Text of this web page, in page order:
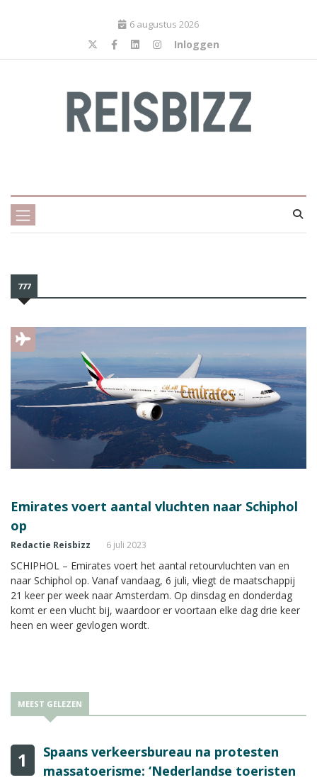
6 augustus 2026
Inloggen
777
Emirates voert aantal vluchten naar Schiphol
op
Redactie Reisbizz 6 juli 2023
SCHIPHOL – Emirates voert het aantal retourvluchten van en
naar Schiphol op. Vanaf vandaag, 6 juli, vliegt de maatschappij
21 keer per week naar Amsterdam. Op dinsdag en donderdag
komt er een vlucht bij, waardoor er voortaan elke dag drie keer
heen en weer gevlogen wordt.
MEEST GELEZEN
1
Spaans verkeersbureau na protesten
massatoerisme: ‘Nederlandse toeristen